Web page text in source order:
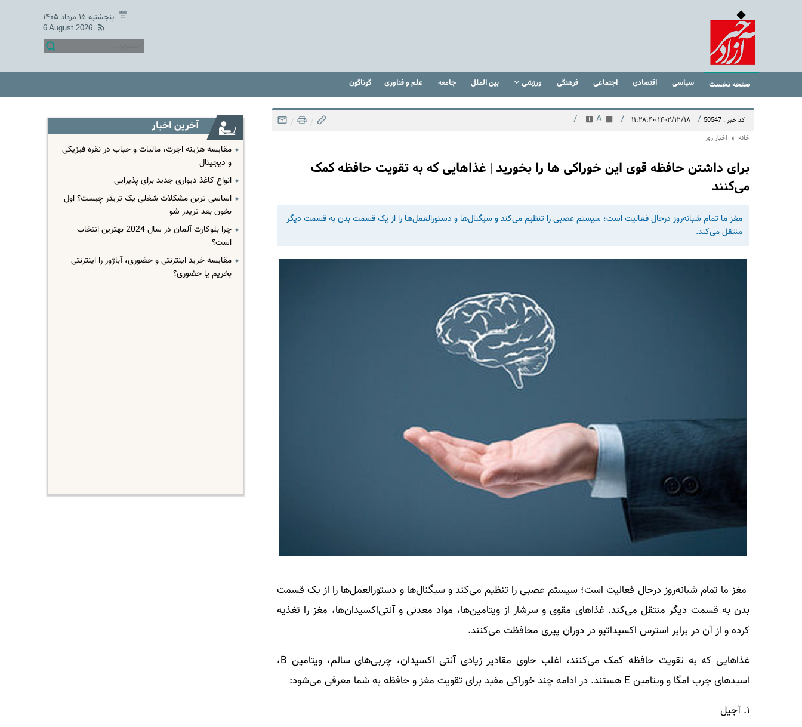
پنجشنبه ۱۵ مرداد ۱۴۰۵
6 August 2026
صفحه نخست سیاسی اقتصادی اجتماعی فرهنگی ورزشی بین الملل جامعه علم و فناوری گوناگون
کد خبر : 50547 / ۱۴۰۲/۱۲/۱۸ ۱۱:۲۸:۴۰ /
A
/
/
/
خانه اخبار روز
برای داشتن حافظه قوی این خوراکی ها را بخورید | غذاهایی که به تقویت حافظه کمک
می‌کنند
مغز ما تمام شبانه‌روز درحال فعالیت است؛ سیستم عصبی را تنظیم می‌کند و سیگنال‌ها و دستورالعمل‌ها را از یک قسمت بدن به قسمت دیگر
منتقل می‌کند.
مغز ما تمام شبانه‌روز درحال فعالیت است؛ سیستم عصبی را تنظیم می‌کند و سیگنال‌ها و دستورالعمل‌ها را از یک قسمت
بدن به قسمت دیگر منتقل می‌کند. غذاهای مقوی و سرشار از ویتامین‌ها، مواد معدنی و آنتی‌اکسیدان‌ها، مغز را تغذیه
کرده و از آن در برابر استرس اکسیداتیو در دوران پیری محافظت می‌کنند.
غذاهایی که به تقویت حافظه کمک می‌کنند، اغلب حاوی مقادیر زیادی آنتی اکسیدان، چربی‌های سالم، ویتامین B،
اسیدهای چرب امگا و ویتامین E هستند. در ادامه چند خوراکی مفید برای تقویت مغز و حافظه به شما معرفی می‌شود:
۱. آجیل
آخرین اخبار
مقایسه هزینه اجرت، مالیات و حباب در نقره فیزیکی
و دیجیتال
انواع کاغذ دیواری جدید برای پذیرایی
اساسی ترین مشکلات شغلی یک تریدر چیست؟ اول
بخون بعد تریدر شو
چرا بلوکارت آلمان در سال 2024 بهترین انتخاب
است؟
مقایسه خرید اینترنتی و حضوری، آباژور را اینترنتی
بخریم یا حضوری؟